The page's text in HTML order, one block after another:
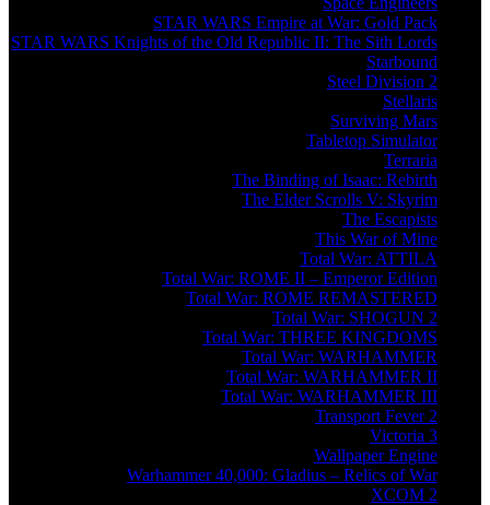
STAR WARS Empire at War: Gold Pack
STAR WARS Knights of the Old Republic II: The Sith Lords
Starbound
Steel Division 2
Stellaris
Surviving Mars
Tabletop Simulator
Terraria
The Binding of Isaac: Rebirth
The Elder Scrolls V: Skyrim
The Escapists
This War of Mine
Total War: ATTILA
Total War: ROME II – Emperor Edition
Total War: ROME REMASTERED
Total War: SHOGUN 2
Total War: THREE KINGDOMS
Total War: WARHAMMER
Total War: WARHAMMER II
Total War: WARHAMMER III
Transport Fever 2
Victoria 3
Wallpaper Engine
Warhammer 40,000: Gladius – Relics of War
XCOM 2